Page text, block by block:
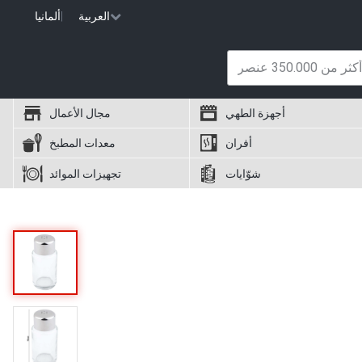
ألمانيا العربية
مجال الأعمال أجهزة الطهي
معدات المطبخ أفران
تجهيزات الموائد شوّايات